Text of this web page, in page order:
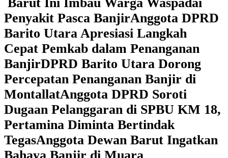
Penyakit Pasca BanjirAnggota DPRD
Barito Utara Apresiasi Langkah
Cepat Pemkab dalam Penanganan
BanjirDPRD Barito Utara Dorong
Percepatan Penanganan Banjir di
MontallatAnggota DPRD Soroti
Dugaan Pelanggaran di SPBU KM 18,
Pertamina Diminta Bertindak
TegasAnggota Dewan Barut Ingatkan